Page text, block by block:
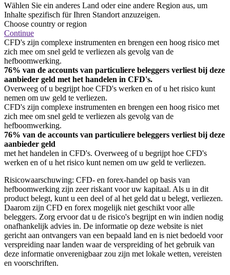
Wählen Sie ein anderes Land oder eine andere Region aus, um
Inhalte spezifisch für Ihren Standort anzuzeigen.
Choose country or region
Continue
CFD's zijn complexe instrumenten en brengen een hoog risico met
zich mee om snel geld te verliezen als gevolg van de
hefboomwerking.
76% van de accounts van particuliere beleggers verliest bij deze
aanbieder geld met het handelen in CFD's.
Overweeg of u begrijpt hoe CFD's werken en of u het risico kunt
nemen om uw geld te verliezen.
CFD's zijn complexe instrumenten en brengen een hoog risico met
zich mee om snel geld te verliezen als gevolg van de
hefboomwerking.
76% van de accounts van particuliere beleggers verliest bij deze
aanbieder geld
met het handelen in CFD's. Overweeg of u begrijpt hoe CFD's
werken en of u het risico kunt nemen om uw geld te verliezen.
Risicowaarschuwing: CFD- en forex-handel op basis van
hefboomwerking zijn zeer riskant voor uw kapitaal. Als u in dit
product belegt, kunt u een deel of al het geld dat u belegt, verliezen.
Daarom zijn CFD en forex mogelijk niet geschikt voor alle
beleggers. Zorg ervoor dat u de risico's begrijpt en win indien nodig
onafhankelijk advies in. De informatie op deze website is niet
gericht aan ontvangers van een bepaald land en is niet bedoeld voor
verspreiding naar landen waar de verspreiding of het gebruik van
deze informatie onverenigbaar zou zijn met lokale wetten, vereisten
en voorschriften.